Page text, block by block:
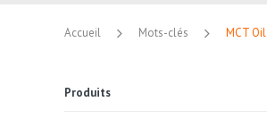
Accueil Mots-clés MCT Oil
Produits